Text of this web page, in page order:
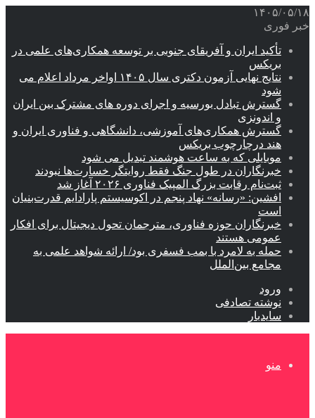
۱۴۰۵/۰۵/۱۸
خبر فوری
تأکید ایران و آفریقای جنوبی بر توسعه همکاری‌های علمی در
بریکس
نتایج نهایی آزمون دکتری سال ۱۴۰۵ اواخر مرداد اعلام می
شود
گسترش تبادل بورسیه و اجرای دوره های مشترک بین ایران
و اندونزی
گسترش همکاری‌های آموزشی، دانشگاهی و فناوری ایران و
هند درچارچوب بریکس
موبایلی که به ساعت هوشمند تبدیل می شود
خبرنگاران در طول جنگ فقط روایتگر خسارت‌ها نبودند
ثبت‌نام رقابت بزرگ المپیک فناوری ۲۰۲۶ آغاز شد
افشین: «رسانه» نهاد پنجم در اکوسیستم پارادایم قدرت‌بنیان
است
خبرنگاران حوزه فناوری، مترجمان تحول دیجیتال برای افکار
عمومی هستند
حمله به لامرد با بمب فسفری بود/ ارائه شواهد علمی به
مجامع بین‌الملل
ورود
نوشته تصادفی
سایدبار
منو